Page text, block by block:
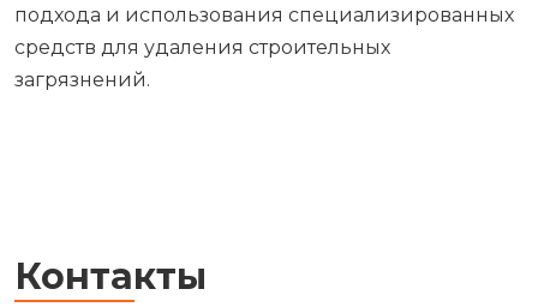
подхода и использования специализированных
средств для удаления строительных
загрязнений.
Контакты